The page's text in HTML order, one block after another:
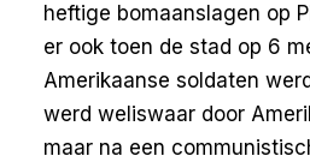
heftige bomaanslagen op
er ook toen de stad op 6
Amerikaanse soldaten
werd weliswaar door
maar na een